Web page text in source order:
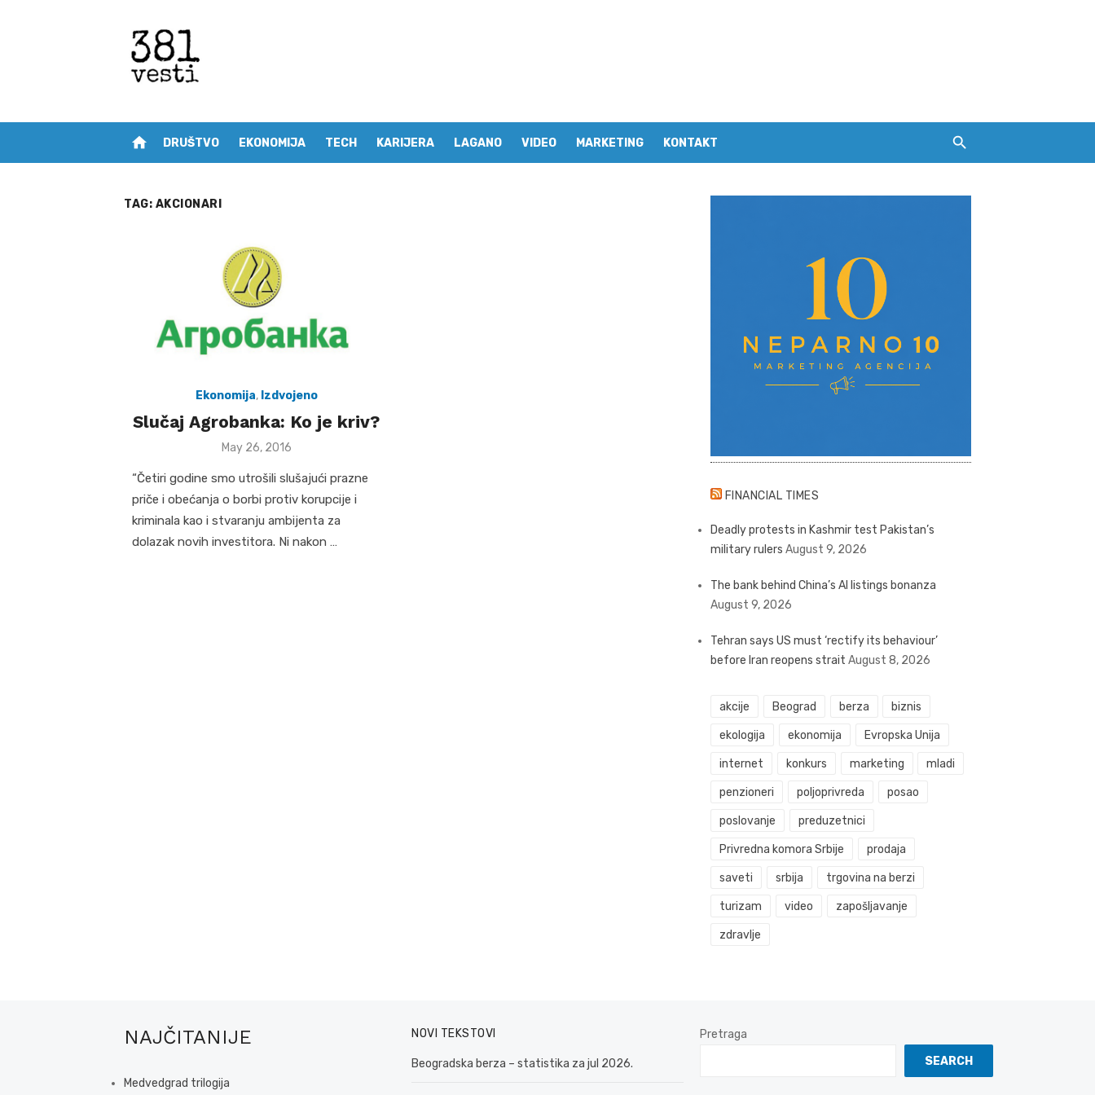
home DRUŠTVO EKONOMIJA TECH KARIJERA LAGANO VIDEO MARKETING KONTAKT
TAG: AKCIONARI
Ekonomija, Izdvojeno
Slučaj Agrobanka: Ko je kriv?
Posted
May 26, 2016
“Četiri godine smo utrošili slušajući prazne
priče i obećanja o borbi protiv korupcije i
kriminala kao i stvaranju ambijenta za
dolazak novih investitora. Ni nakon …
FINANCIAL TIMES
Deadly protests in Kashmir test Pakistan’s
military rulers August 9, 2026
The bank behind China’s AI listings bonanza
August 9, 2026
Tehran says US must ‘rectify its behaviour’
before Iran reopens strait August 8, 2026
akcije Beograd berza biznis
ekologija ekonomija Evropska Unija
internet konkurs marketing mladi
penzioneri poljoprivreda posao
poslovanje preduzetnici
Privredna komora Srbije prodaja
saveti srbija trgovina na berzi
turizam video zapošljavanje
zdravlje
NAJČITANIJE
Medvedgrad trilogija
NOVI TEKSTOVI
Beogradska berza – statistika za jul 2026.
Pretraga
SEARCH